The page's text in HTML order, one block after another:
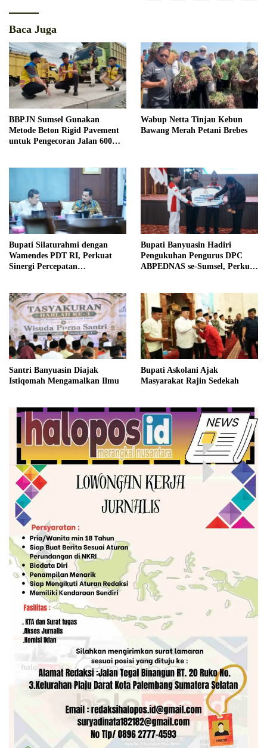
Baca Juga
BBPJN Sumsel Gunakan
Metode Beton Rigid Pavement
untuk Pengecoran Jalan 600
Wabup Netta Tinjau Kebun
Bawang Merah Petani Brebes
Bupati Silaturahmi dengan
Wamendes PDT RI, Perkuat
Sinergi Percepatan
Bupati Banyuasin Hadiri
Pengukuhan Pengurus DPC
ABPEDNAS se-Sumsel, Perkuat
Santri Banyuasin Diajak
Istiqomah Mengamalkan Ilmu
Bupati Askolani Ajak
Masyarakat Rajin Sedekah